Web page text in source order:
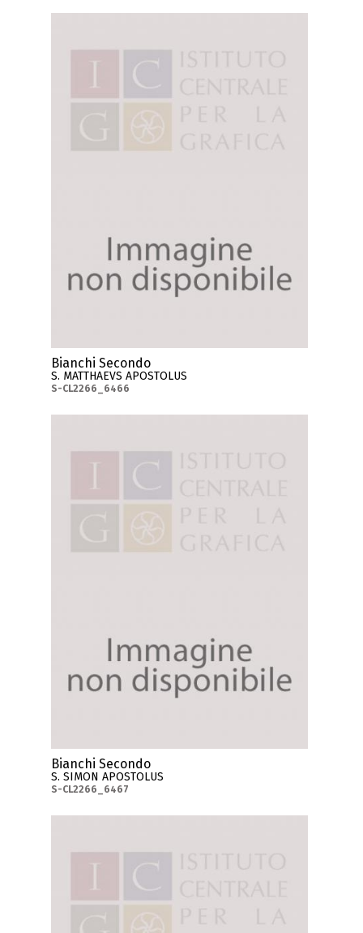
Bianchi Secondo
S. MATTHAEVS APOSTOLUS
S-CL2266_6466
Bianchi Secondo
S. SIMON APOSTOLUS
S-CL2266_6467